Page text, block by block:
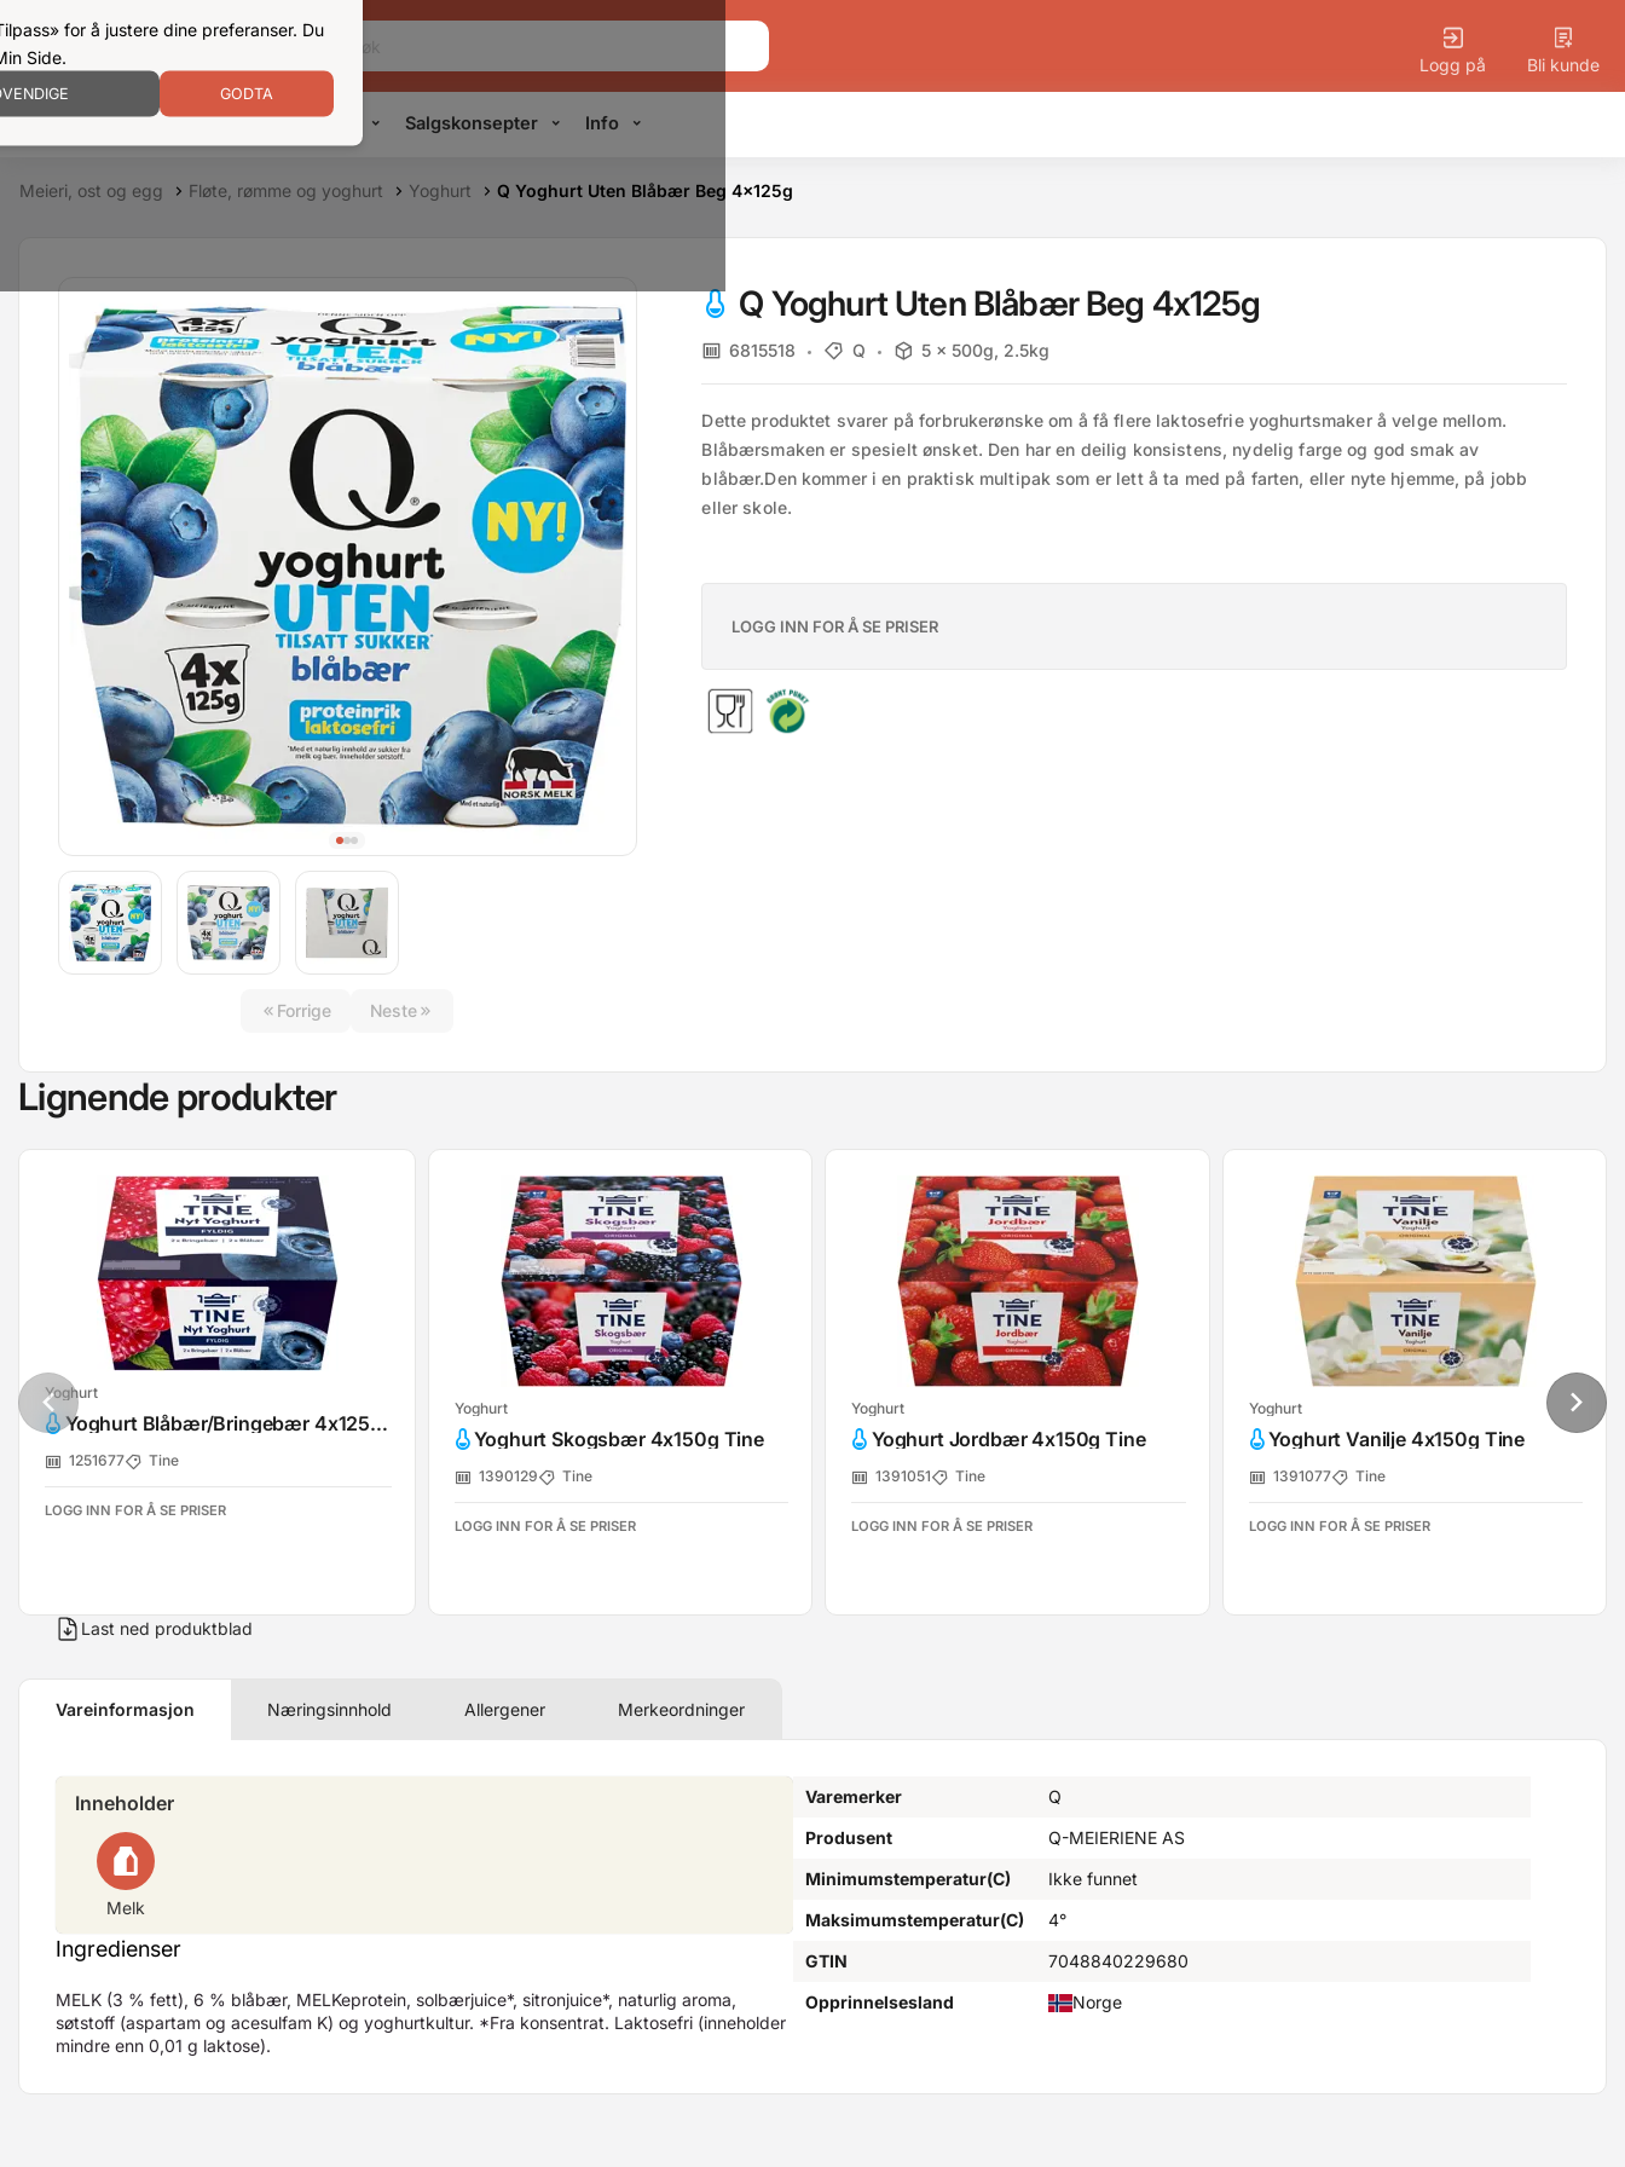
for å justere dine preferanser. Du
Side.
GODTA
Logg på Bli kunde
Kampanjer Produkter Konsepter Salgskonsepter Info
Meieri, ost og egg Fløte, rømme og yoghurt Yoghurt Q Yoghurt Uten Blåbær Beg 4x125g
Forrige Neste
Q Yoghurt Uten Blåbær Beg 4x125g
6815518 Q 5 x 500g, 2.5kg
Dette produktet svarer på forbrukerønske om å få flere laktosefrie yoghurtsmaker å velge mellom.
Blåbærsmaken er spesielt ønsket. Den har en deilig konsistens, nydelig farge og god smak av
blåbær.Den kommer i en praktisk multipak som er lett å ta med på farten, eller nyte hjemme, på jobb
eller skole.
LOGG INN FOR Å SE PRISER
Lignende produkter
Yoghurt
Yoghurt Blåbær/Bringebær 4x125g Tine
1251677 Tine
LOGG INN FOR Å SE PRISER
Yoghurt
Yoghurt Skogsbær 4x150g Tine
1390129 Tine
LOGG INN FOR Å SE PRISER
Yoghurt
Yoghurt Jordbær 4x150g Tine
1391051 Tine
LOGG INN FOR Å SE PRISER
Yoghurt
Yoghurt Vanilje 4x150g Tine
1391077 Tine
LOGG INN FOR Å SE PRISER
Last ned produktblad
Vareinformasjon Næringsinnhold Allergener Merkeordninger
Inneholder
Melk
Ingredienser
MELK (3 % fett), 6 % blåbær, MELKeprotein, solbærjuice*, sitronjuice*, naturlig aroma,
søtstoff (aspartam og acesulfam K) og yoghurtkultur. *Fra konsentrat. Laktosefri (inneholder
mindre enn 0,01 g laktose).
Varemerker
Q
Produsent
Q-MEIERIENE AS
Minimumstemperatur(C)
Ikke funnet
Maksimumstemperatur(C)
4°
GTIN
7048840229680
Opprinnelsesland
Norge